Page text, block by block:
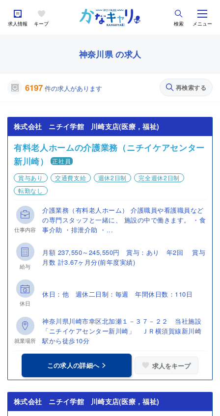
求人情報 キープ 検索 メニュー
神奈川県 の求人
6197 件の求人があります 再検索する
株式会社 ニチイ学館 川崎支店(医療，福祉)
有料老人ホームの介護業務（ニチイケアセンター
新川崎）
正社員
賞与あり
交通費支給 週休2日制
完全週休2日制
転勤なし
仕事内容
介護業務（有料老人ホーム） 介護職員や看護職員など
の専門スタッフと一緒に、 施設の中で働きます。 ・食
事介助 ・排泄介助 ・...
給与
月額 237,550～245,550円 賞与：あり 年2回 賞与
月数 計3.67ヶ月分(前年度実績)
休日
休日：他 週休二日制：毎週 年間休日数：110日
就業場所
神奈川県川崎市幸区北加瀬１－３７－２２ 当社施設
「ニチイケアセンター新川崎」 ＪＲ横須賀線新川崎
駅から徒歩10分
この求人の詳細へ 求人をキープ
株式会社 ニチイ学館 川崎支店(医療，福祉)